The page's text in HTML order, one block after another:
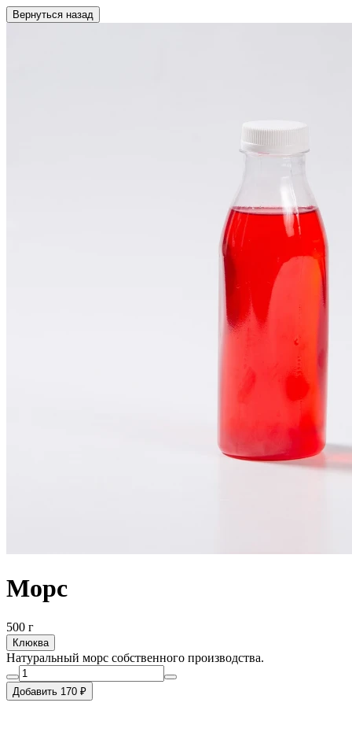
Вернуться назад
Морс
500 г
Клюква
Натуральный морс собственного производства.
Добавить 170 ₽